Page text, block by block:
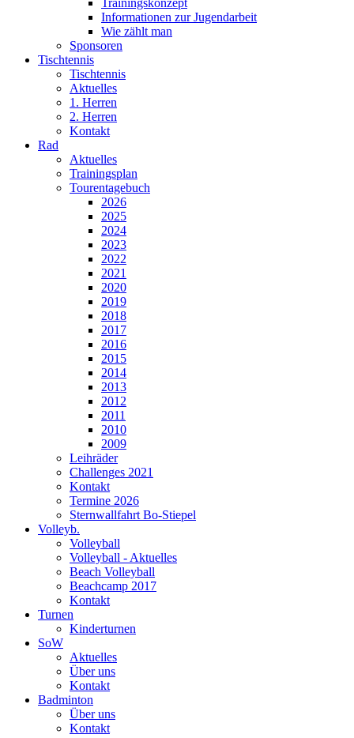
Trainingskonzept
Informationen zur Jugendarbeit
Wie zählt man
Sponsoren
Tischtennis
Tischtennis
Aktuelles
1. Herren
2. Herren
Kontakt
Rad
Aktuelles
Trainingsplan
Tourentagebuch
2026
2025
2024
2023
2022
2021
2020
2019
2018
2017
2016
2015
2014
2013
2012
2011
2010
2009
Leihräder
Challenges 2021
Kontakt
Termine 2026
Sternwallfahrt Bo-Stiepel
Volleyb.
Volleyball
Volleyball - Aktuelles
Beach Volleyball
Beachcamp 2017
Kontakt
Turnen
Kinderturnen
SoW
Aktuelles
Über uns
Kontakt
Badminton
Über uns
Kontakt